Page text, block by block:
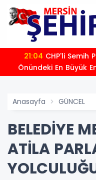
21:04
Önündeki En Büyük
Anasayfa GÜNCEL
BELEDİYE
ATİLA